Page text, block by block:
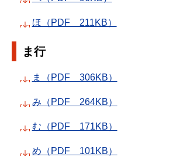
ほ（PDF 211KB）
ま行
ま（PDF 306KB）
み（PDF 264KB）
む（PDF 171KB）
め（PDF 101KB）